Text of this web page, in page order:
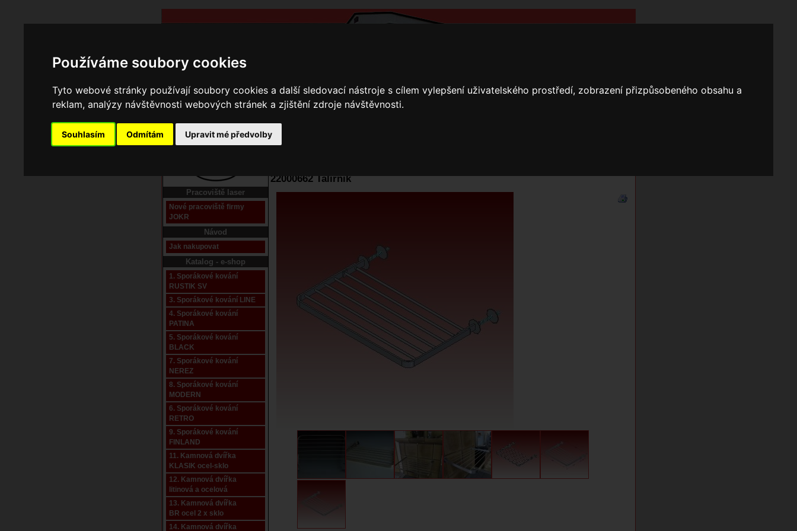
Používáme soubory cookies
Tyto webové stránky používají soubory cookies a další sledovací nástroje s cílem vylepšení uživatelského prostředí, zobrazení přizpůsobeného obsahu a
reklam, analýzy návštěvnosti webových stránek a zjištění zdroje návštěvnosti.
Souhlasím Odmítám Upravit mé předvolby
Domů Kontakty
Pracoviště laser
Nové pracoviště firmy
JOKR
Návod
Jak nakupovat
Katalog - e-shop
1. Sporákové kování
RUSTIK SV
3. Sporákové kování LINE
4. Sporákové kování
PATINA
5. Sporákové kování
BLACK
7. Sporákové kování
NEREZ
8. Sporákové kování
MODERN
6. Sporákové kování
RETRO
9. Sporákové kování
FINLAND
11. Kamnová dvířka
KLASIK ocel-sklo
12. Kamnová dvířka
litinová a ocelová
13. Kamnová dvířka
BR ocel 2 x sklo
14. Kamnová dvířka
22000662 Talířník